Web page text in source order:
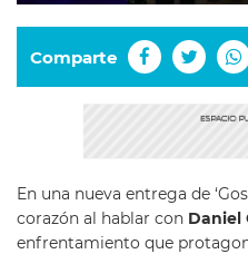
Comparte
En una nueva entrega de
corazón al hablar con Daniel
enfrentamiento que